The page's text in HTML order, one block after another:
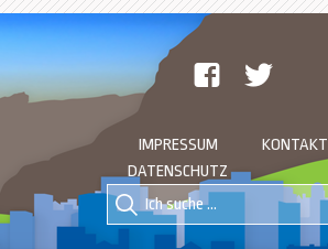
facebook
IMPRESSUM
KONTAKT
DATENSCHUTZ
Suche
nach::
Suche
nach: